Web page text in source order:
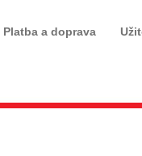
Platba a doprava